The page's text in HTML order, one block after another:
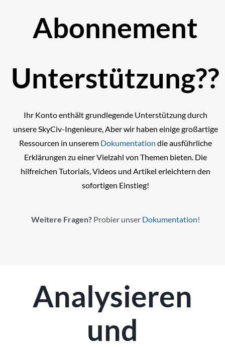
Abonnement
Unterstützung??
Ihr Konto enthält grundlegende Unterstützung durch
unsere SkyCiv-Ingenieure, Aber wir haben einige großartige
Ressourcen in unserem Dokumentation die ausführliche
Erklärungen zu einer Vielzahl von Themen bieten. Die
hilfreichen Tutorials, Videos und Artikel erleichtern den
sofortigen Einstieg!
Weitere Fragen?Probier unser Dokumentation!
Analysieren
und